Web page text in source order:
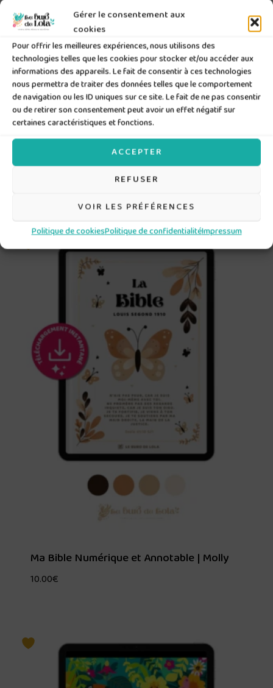
Gérer le consentement aux
cookies
Pour offrir les meilleures expériences, nous utilisons des
technologies telles que les cookies pour stocker et/ou accéder aux
informations des appareils. Le fait de consentir à ces technologies
nous permettra de traiter des données telles que le comportement
de navigation ou les ID uniques sur ce site. Le fait de ne pas consentir
ou de retirer son consentement peut avoir un effet négatif sur
certaines caractéristiques et fonctions.
ACCEPTER
REFUSER
VOIR LES PRÉFÉRENCES
Politique de cookiesPolitique de confidentialitéImpressum
Offrez-vous dès maintenant cet agenda
numérique, pour une organisation sans faille.
Téléchargez-le dès aujourd’hui et
commencez à planifier votre vie de manière
efficace et élégante.
N’hésitez pas à me contacter si vous avez
des questions. Je suis toujours là pour vous
Produits similaires
Ma Bible Numérique et Annotable | Molly
10.00€